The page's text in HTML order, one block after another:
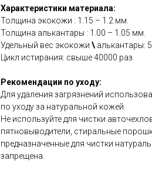
Характеристики материала:
Толщина экокожи : 1.15 – 1.2 мм.
Толщина алькантары : 1.00 – 1.05 мм.
Удельный вес экокожи \ алькантары:
Цикл истирания: свыше 40000 раз.
Рекомендации по уходу:
Для удаления загрязнений
по уходу за натуральной кожей.
Не используйте для чистки
пятновыводители, стиральные
предназначенные для чистки
запрещена.